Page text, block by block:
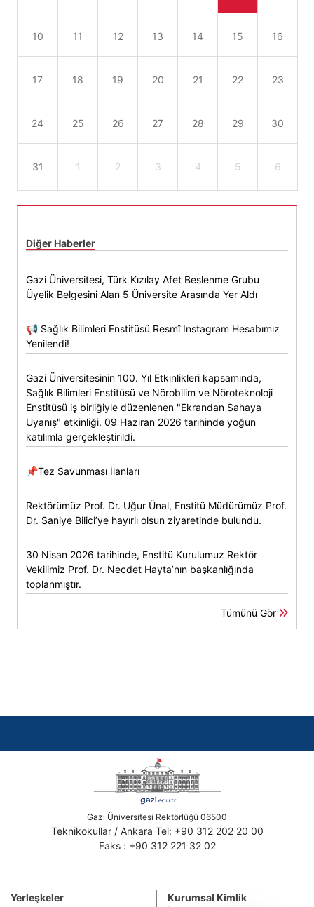
10 11 12 13 14 15 16
17 18 19 20 21 22 23
24 25 26 27 28 29 30
31 1 2 3 4 5 6
Diğer Haberler
Gazi Üniversitesi, Türk Kızılay Afet Beslenme Grubu
Üyelik Belgesini Alan 5 Üniversite Arasında Yer Aldı
📢 Sağlık Bilimleri Enstitüsü Resmî Instagram Hesabımız
Yenilendi!
Gazi Üniversitesinin 100. Yıl Etkinlikleri kapsamında,
Sağlık Bilimleri Enstitüsü ve Nörobilim ve Nöroteknoloji
Enstitüsü iş birliğiyle düzenlenen "Ekrandan Sahaya
Uyanış" etkinliği, 09 Haziran 2026 tarihinde yoğun
katılımla gerçekleştirildi.
📌Tez Savunması İlanları
Rektörümüz Prof. Dr. Uğur Ünal, Enstitü Müdürümüz Prof.
Dr. Saniye Bilici’ye hayırlı olsun ziyaretinde bulundu.
30 Nisan 2026 tarihinde, Enstitü Kurulumuz Rektör
Vekilimiz Prof. Dr. Necdet Hayta’nın başkanlığında
toplanmıştır.
Tümünü Gör
Gazi Üniversitesi Rektörlüğü 06500
Teknikokullar / Ankara Tel: +90 312 202 20 00
Faks : +90 312 221 32 02
Yerleşkeler
Kurumsal Kimlik